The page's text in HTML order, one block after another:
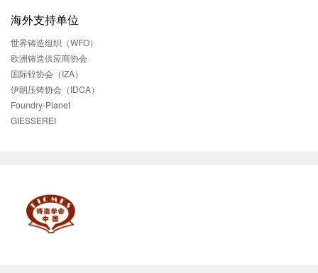
海外支持单位
世界铸造组织（WFO）
欧洲铸造供应商协会
国际锌协会（IZA）
伊朗压铸协会（IDCA）
Foundry-Planet
GIESSEREI